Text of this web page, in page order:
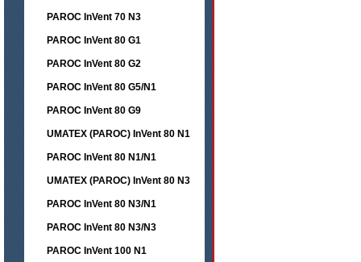
PAROC InVent 70 N3
PAROC InVent 80 G1
PAROC InVent 80 G2
PAROC InVent 80 G5/N1
PAROC InVent 80 G9
UMATEX (PAROC) InVent 80 N1
PAROC InVent 80 N1/N1
UMATEX (PAROC) InVent 80 N3
PAROC InVent 80 N3/N1
PAROC InVent 80 N3/N3
PAROC InVent 100 N1